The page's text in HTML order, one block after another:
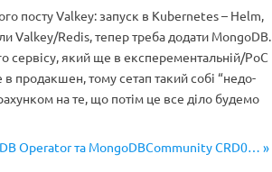
посту Valkey: запуск в Kubernetes – Helm,
Valkey/Redis, тепер треба додати MongoDB.
сервісу, який ще в експерементальній/PoC
в продакшен, тому сетап такий собі “недо-
на те, що потім це все діло будемо
Operator та MongoDBCommunity CRD0… »